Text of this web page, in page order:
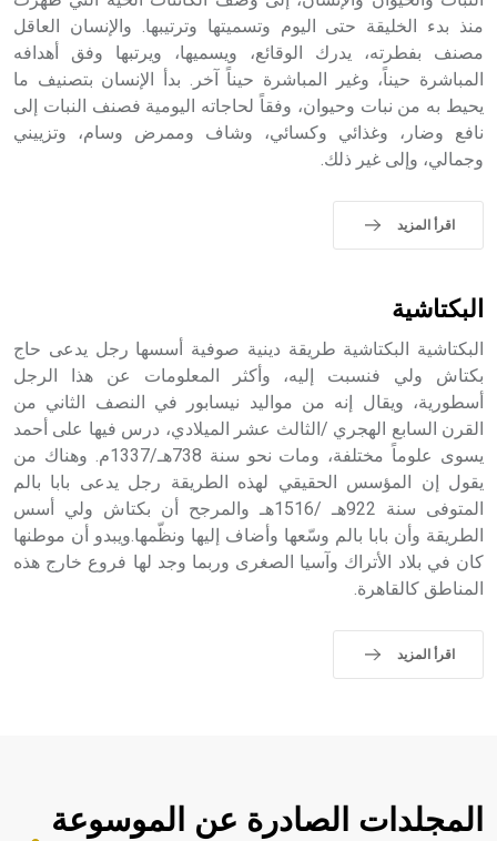
- هل تعلم أن أبجر Abgar اسم معروف جيداً يعود إلى عدد من
الملوك الذين حكموا مدينة إديسا (الرها) من أبجر الأول وحتى
التاسع، وهم ينتسبون إلى أسرة أوسروين
sign تكتب منفصلة غير متصلة، وتعتمد المبدأ الأكوروفوني،
منذ بدء الخليقة حتى اليوم وتسميتها وترتيبها. والإنسان العاقل
مصنف بفطرته، يدرك الوقائع، ويسميها، ويرتبها وفق أهدافه
المباشرة حيناً، وغير المباشرة حيناً آخر. بدأ الإنسان بتصنيف ما
يحيط به من نبات وحيوان، وفقاً لحاجاته اليومية فصنف النبات إلى
نافع وضار، وغذائي وكسائي، وشاف وممرض وسام، وتزييني
وجمالي، وإلى غير ذلك.
اقرأ المزيد
البكتاشية
البكتاشية البكتاشية طريقة دينية صوفية أسسها رجل يدعى حاج
بكتاش ولي فنسبت إليه، وأكثر المعلومات عن هذا الرجل
أسطورية، ويقال إنه من مواليد نيسابور في النصف الثاني من
القرن السابع الهجري /الثالث عشر الميلادي، درس فيها على أحمد
يسوى علوماً مختلفة، ومات نحو سنة 738هـ/1337م. وهناك من
يقول إن المؤسس الحقيقي لهذه الطريقة رجل يدعى بابا بالم
المتوفى سنة 922هـ /1516هـ والمرجح أن بكتاش ولي أسس
الطريقة وأن بابا بالم وسّعها وأضاف إليها ونظّمها.ويبدو أن موطنها
كان في بلاد الأتراك وآسيا الصغرى وربما وجد لها فروع خارج هذه
المناطق كالقاهرة.
اقرأ المزيد
المجلدات الصادرة عن الموسوعة